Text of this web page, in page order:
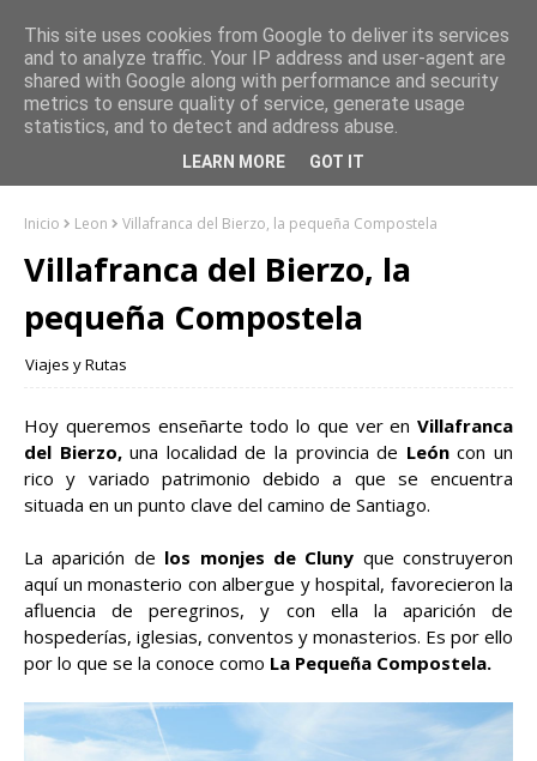
Inicio Leon Villafranca del Bierzo, la pequeña Compostela
Villafranca del Bierzo, la
pequeña Compostela
Viajes y Rutas
Hoy queremos enseñarte todo lo que ver en Villafranca
del Bierzo,una localidad de la provincia de Leóncon un
rico y variado patrimonio debido a que se encuentra
situada en un punto clave del camino de Santiago.
La aparición de los monjes de Cluny que construyeron
aquí un monasterio con albergue y hospital, favorecieron la
afluencia de peregrinos, y con ella la aparición de
hospederías, iglesias, conventos y monasterios. Es por ello
por lo que se la conoce como La Pequeña Compostela.
This site uses cookies from Google to deliver its services
and to analyze traffic. Your IP address and user-agent are
shared with Google along with performance and security
metrics to ensure quality of service, generate usage
statistics, and to detect and address abuse.
LEARN MORE GOT IT